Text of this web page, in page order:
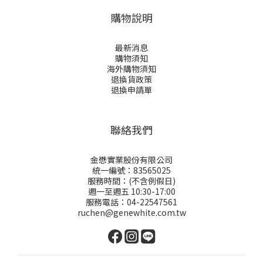
購物說明
最新消息
購物須知
海外購物須知
退換貨政策
退換申請單
聯絡我們
金懋實業股份有限公司
統一編號：83565025
服務時間：(不含例假日)
週一至週五 10:30-17:00
服務電話：04-22547561
ruchen@genewhite.com.tw